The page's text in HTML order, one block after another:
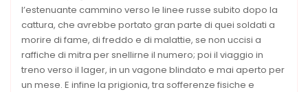
l’estenuante cammino verso le linee russe subito dopo la
cattura, che avrebbe portato gran parte di quei soldati a
morire di fame, di freddo e di malattie, se non uccisi a
raffiche di mitra per snellirne il numero; poi il viaggio in
treno verso il lager, in un vagone blindato e mai aperto per
un mese. E infine la prigionia, tra sofferenze fisiche e